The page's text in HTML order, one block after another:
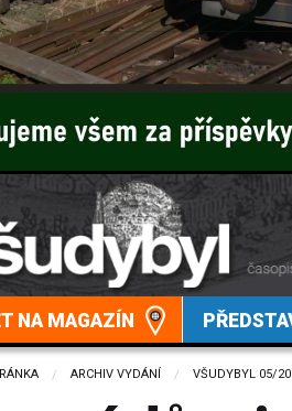
NA MAGAZÍN
ARCHIV VYDÁNÍ VŠUDYBYL 05/